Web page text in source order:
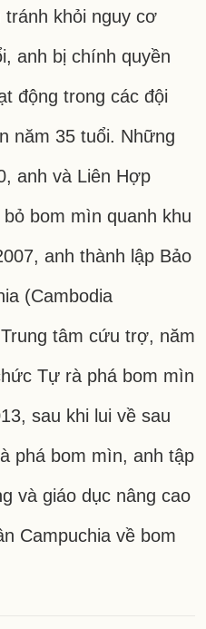
khỏi nguy cơ
anh bị chính quyền
động trong các đội
năm 35 tuổi. Những
anh và Liên Hợp
bom mìn quanh khu
anh thành lập Bảo
(Cambodia
tâm cứu trợ, năm
Tự rà phá bom mìn
sau khi lui về sau
phá bom mìn, anh tập
và giáo dục nâng cao
Campuchia về bom